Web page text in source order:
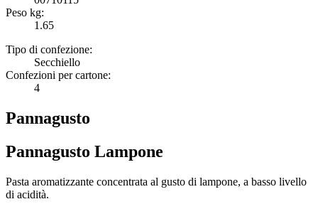
Peso kg:
1.65
Tipo di confezione:
Secchiello
Confezioni per cartone:
4
Pannagusto
Pannagusto Lampone
Pasta aromatizzante concentrata al gusto di lampone, a basso livello
di acidità.